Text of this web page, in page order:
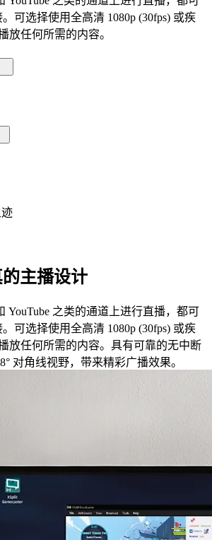
可选择使用全高清 1080p (30fps) 或疾
放任何所需的内容。
迹
主播设计
YouTube 之类的通道上进行直播，都可
可选择使用全高清 1080p (30fps) 或疾
放任何所需的内容。具有可靠的无中断
对角线视野，带来精彩广播效果。